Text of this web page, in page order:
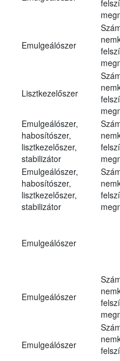
Emulgeálószer
Lisztkezelőszer
Emulgeálószer,
habosítószer,
lisztkezelőszer,
stabilizátor
Emulgeálószer,
habosítószer,
lisztkezelőszer,
stabilizátor
Emulgeálószer
Emulgeálószer
Emulgeálószer